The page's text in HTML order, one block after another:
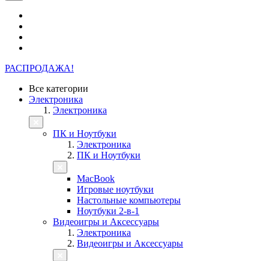
РАСПРОДАЖА!
Все категории
Электроника
Электроника
ПК и Ноутбуки
Электроника
ПК и Ноутбуки
MacBook
Игровые ноутбуки
Настольные компьютеры
Ноутбуки 2-в-1
Видеоигры и Аксессуары
Электроника
Видеоигры и Аксессуары